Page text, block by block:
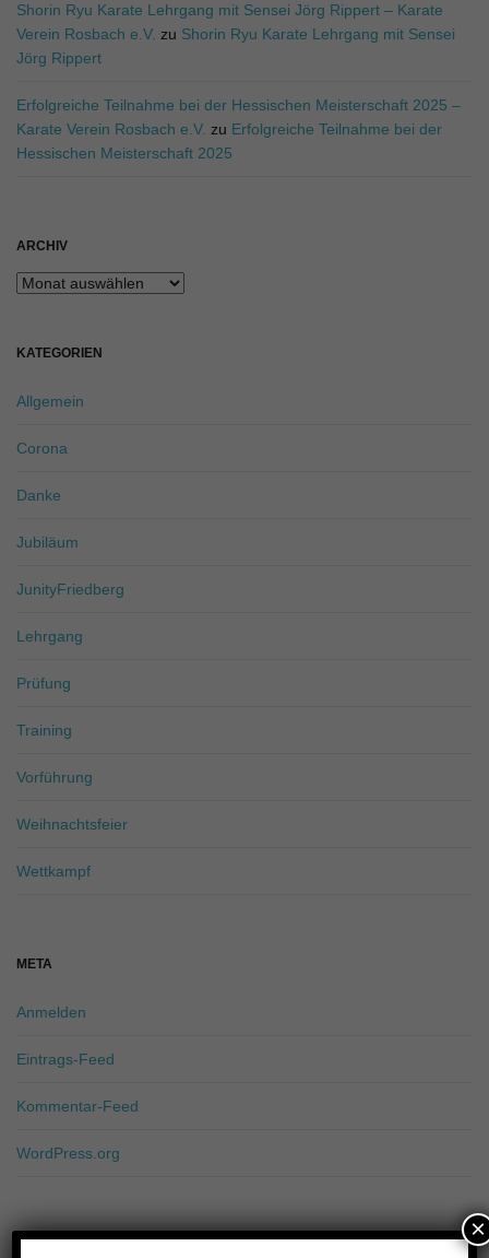
u
m
Shorin Ryu Karate Lehrgang mit Sensei Jörg Rippert – Karate
Verein Rosbach e.V. zu Shorin Ryu Karate Lehrgang mit Sensei
Jörg Rippert
Erfolgreiche Teilnahme bei der Hessischen Meisterschaft 2025 –
Karate Verein Rosbach e.V. zu Erfolgreiche Teilnahme bei der
Hessischen Meisterschaft 2025
ARCHIV
Archiv
KATEGORIEN
Allgemein
Corona
Danke
Jubiläum
JunityFriedberg
Lehrgang
Prüfung
Training
Vorführung
Weihnachtsfeier
Wettkampf
META
Anmelden
Eintrags-Feed
Kommentar-Feed
WordPress.org
×